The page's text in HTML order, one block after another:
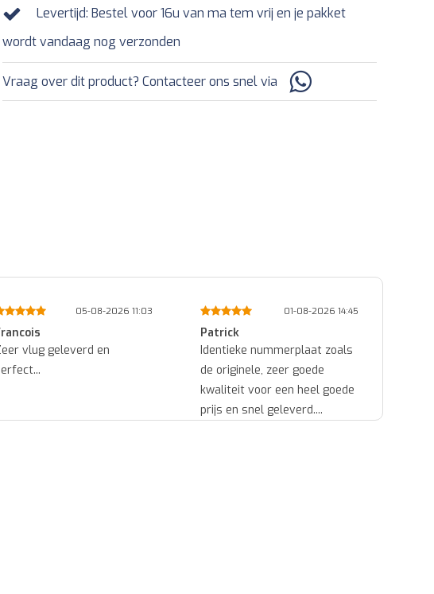
Levertijd: Bestel voor 16u van ma tem vrij en je pakket
wordt vandaag nog verzonden
Vraag over dit product? Contacteer ons snel via
05-08-2026 11:03
vlug geleverd en
01-08-2026 14:45
Patrick
Identieke nummerplaat zoals
de originele, zeer goede
kwaliteit voor een heel goede
prijs en snel geleverd....